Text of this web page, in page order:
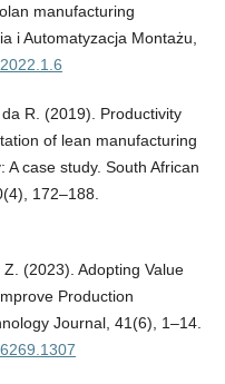
manufacturing
i Automatyzacja Montażu,
R. (2019). Productivity
of lean manufacturing
case study. South African
172–188.
(2023). Adopting Value
Production
Journal, 41(6), 1–14.